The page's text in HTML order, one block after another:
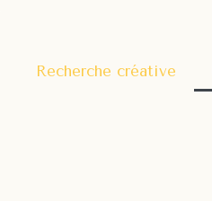
Recherche créative